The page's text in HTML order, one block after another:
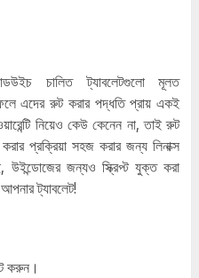
চালিত ট্যাবলেটগুলো মূলত
রুট করার পদ্ধতি প্রায় একই
নিয়েও কেউ কেনেন না, তাই রুট
প্রক্রিয়া সহজ করার জন্য লিনাক্স
উইন্ডোজের জন্যও স্ক্রিপ্ট যুক্ত করা
ট্যাবলেট!
করুন।